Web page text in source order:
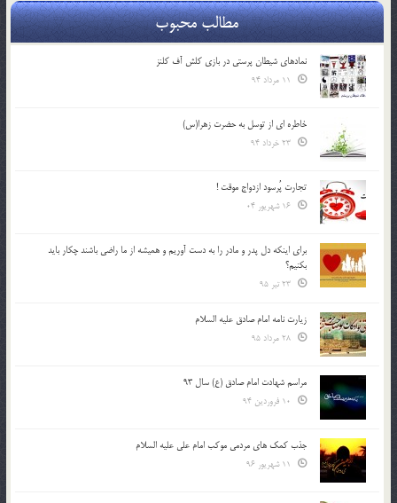
مطالب محبوب
نمادهای شیطان پرستی در بازی کلش آف کلنز
خاطره ای از توسل به حضرت زهرا(س)
تجارت پُرسود ازدواج موقت !
براي اينكه دل پدر و مادر را به دست آوريم و هميشه از ما راضي باشند چكار بايد
بكنيم؟
زیارت نامه امام صادق علیه السلام
مراسم شهادت امام صادق (ع) سال 93
جذب کمک های مردمی موکب امام علی علیه السلام